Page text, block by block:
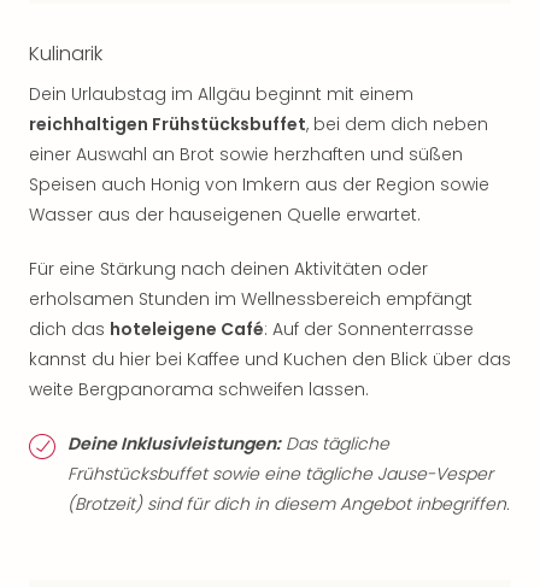
Kulinarik
Dein Urlaubstag im Allgäu beginnt mit einem
reichhaltigen Frühstücksbuffet, bei dem dich neben
einer Auswahl an Brot sowie herzhaften und süßen
Speisen auch Honig von Imkern aus der Region sowie
Wasser aus der hauseigenen Quelle erwartet.
Für eine Stärkung nach deinen Aktivitäten oder
erholsamen Stunden im Wellnessbereich empfängt
dich das hoteleigene Café: Auf der Sonnenterrasse
kannst du hier bei Kaffee und Kuchen den Blick über das
weite Bergpanorama schweifen lassen.
Deine Inklusivleistungen:Das tägliche
Frühstücksbuffet sowie eine tägliche Jause-Vesper
(Brotzeit) sind für dich in diesem Angebot inbegriffen.